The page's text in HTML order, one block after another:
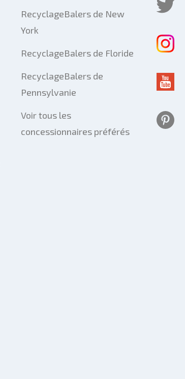
RecyclageBalers de New
York
RecyclageBalers de Floride
RecyclageBalers de
Pennsylvanie
Voir tous les
concessionnaires préférés